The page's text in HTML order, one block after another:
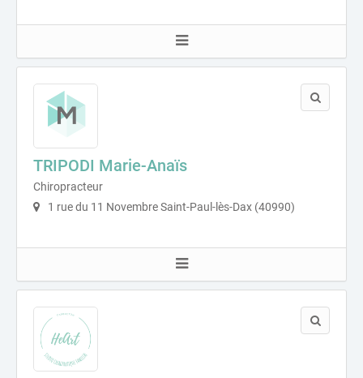
TRIPODI Marie-Anaïs
Chiropracteur
1 rue du 11 Novembre Saint-Paul-lès-Dax (40990)